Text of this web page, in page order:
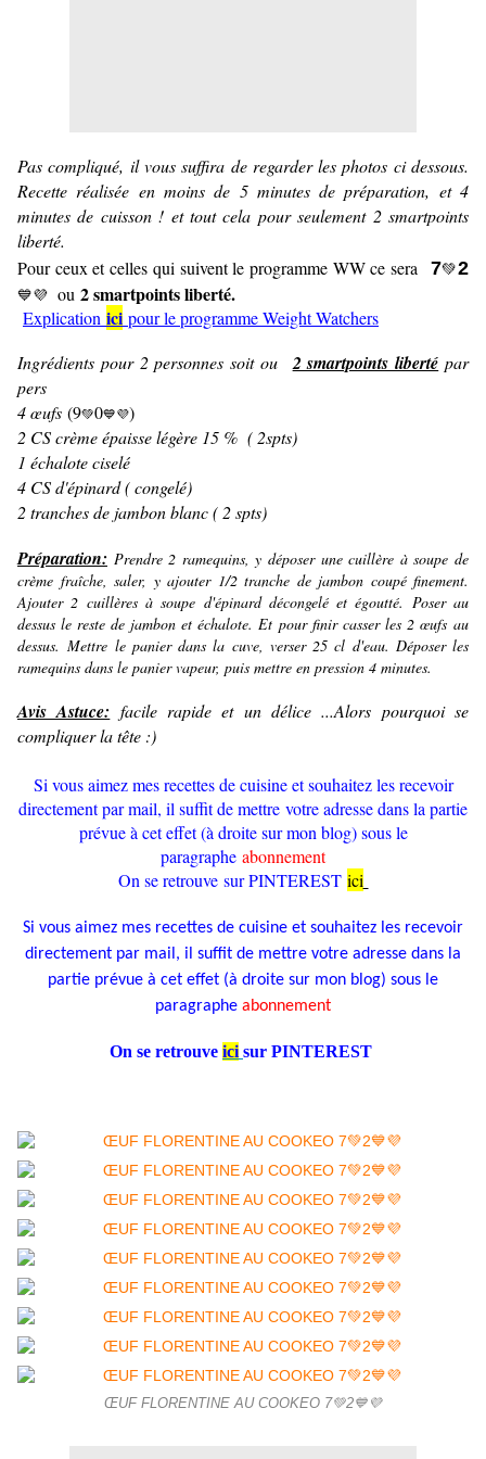
Pas compliqué, il vous suffira de regarder les photos ci dessous.
Recette réalisée en moins de 5 minutes de préparation, et 4
minutes de cuisson ! et tout cela pour seulement 2 smartpoints
liberté.
Pour ceux et celles qui suivent le programme WW ce sera 7💚2
💙💜 ou 2 smartpoints liberté.
Explication ici pour le programme Weight Watchers
Ingrédients pour 2 personnes soit ou 2 smartpoints liberté par
pers
4 œufs (9💚0💙💜)
2 CS crème épaisse légère 15 % ( 2spts)
1 échalote ciselé
4 CS d'épinard ( congelé)
2 tranches de jambon blanc ( 2 spts)
Préparation: Prendre 2 ramequins, y déposer une cuillère à soupe de
crème fraîche, saler, y ajouter 1/2 tranche de jambon coupé finement.
Ajouter 2 cuillères à soupe d'épinard décongelé et égoutté. Poser au
dessus le reste de jambon et échalote. Et pour finir casser les 2 œufs au
dessus. Mettre le panier dans la cuve, verser 25 cl d'eau. Déposer les
ramequins dans le panier vapeur, puis mettre en pression 4 minutes.
Avis Astuce: facile rapide et un délice ...Alors pourquoi se
compliquer la tête :)
Si vous aimez mes recettes de cuisine et souhaitez les recevoir
directement par mail, il suffit de mettre votre adresse dans la partie
prévue à cet effet (à droite sur mon blog) sous le
paragraphe abonnement
On se retrouve sur PINTEREST ici
Si vous aimez mes recettes de cuisine et souhaitez les recevoir
directement par mail, il suffit de mettre votre adresse dans la
partie prévue à cet effet (à droite sur mon blog) sous le
paragraphe abonnement
On se retrouve ici sur PINTEREST
ŒUF FLORENTINE AU COOKEO 7💚2💙💜